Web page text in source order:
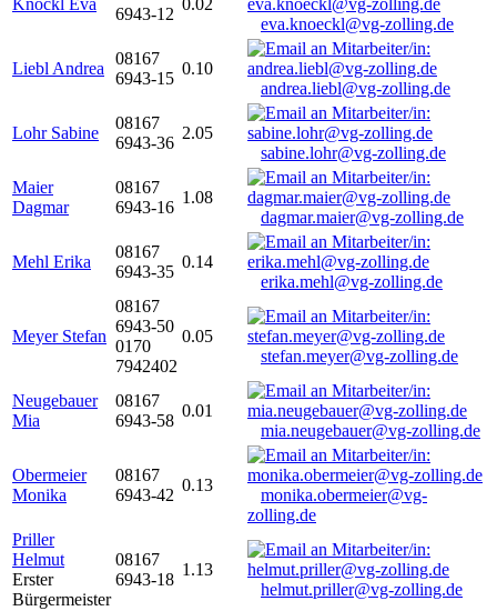
Knöckl Eva
6943-12
0.02
eva.knoeckl@vg-zolling.de
Liebl Andrea
08167
6943-15
0.10
andrea.liebl@vg-zolling.de
Lohr Sabine
08167
6943-36
2.05
sabine.lohr@vg-zolling.de
Maier
Dagmar
08167
6943-16
1.08
dagmar.maier@vg-zolling.de
Mehl Erika
08167
6943-35
0.14
erika.mehl@vg-zolling.de
Meyer Stefan
08167
6943-50
0170
7942402
0.05
stefan.meyer@vg-zolling.de
Neugebauer
Mia
08167
6943-58
0.01
mia.neugebauer@vg-zolling.de
Obermeier
Monika
08167
6943-42
0.13
monika.obermeier@vg-
zolling.de
Priller
Helmut
Erster
Bürgermeister
08167
6943-18
1.13
helmut.priller@vg-zolling.de